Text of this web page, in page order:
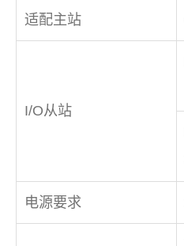
适配主站
I/O从站
电源要求